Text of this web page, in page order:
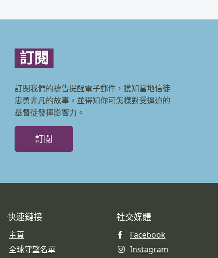
訂閱
訂閱我們的禱告提醒電子郵件，獲知當地信徒
忠勇非凡的故事，並得知你可怎樣對受逼迫的
基督徒發揮影響力。
訂閱
快速鏈接
主頁
全球守望名單
社交媒體
Facebook
Instagram